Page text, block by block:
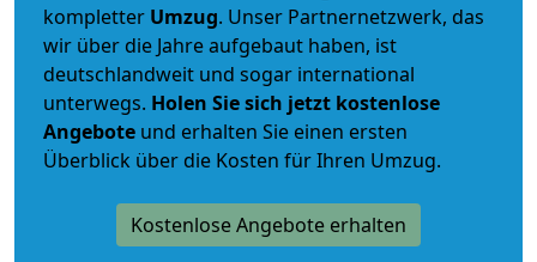
kompletter Umzug. Unser Partnernetzwerk, das
wir über die Jahre aufgebaut haben, ist
deutschlandweit und sogar international
unterwegs. Holen Sie sich jetzt kostenlose
Angebote und erhalten Sie einen ersten
Überblick über die Kosten für Ihren Umzug.
Kostenlose Angebote erhalten